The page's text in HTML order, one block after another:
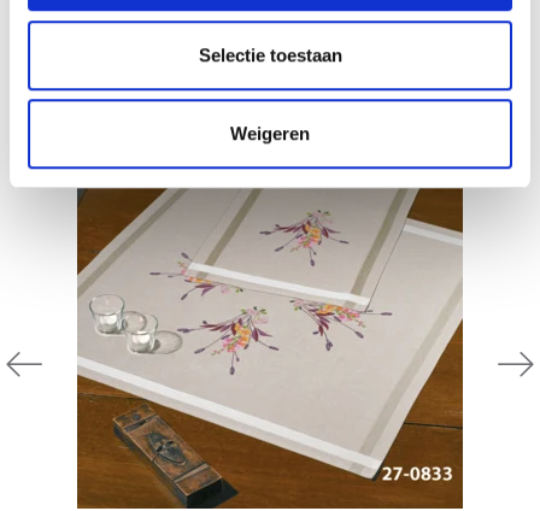
Selectie toestaan
Weigeren